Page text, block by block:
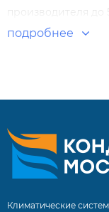
производителя до
Инверторный
сплит-систем по
5 лет.
подробнее
Климатические